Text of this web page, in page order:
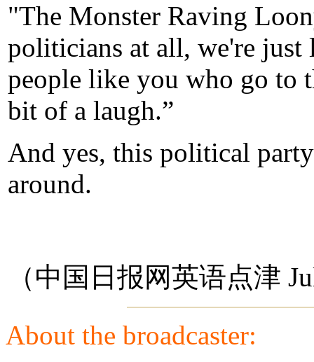
"The Monster Raving
politicians at all, we're just
people like you who go to
bit of a laugh.”
And yes, this political
around.
（中国日报网英语点津
About the broadcaster: